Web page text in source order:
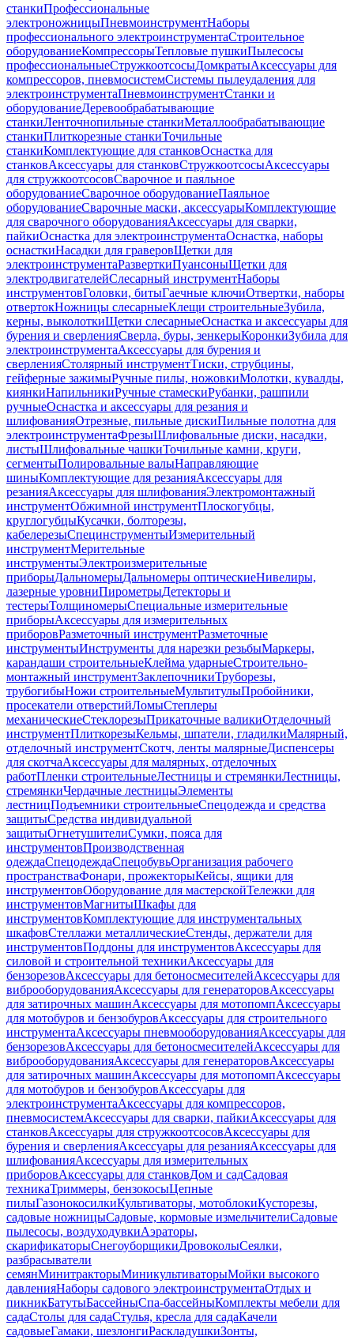
станкиПрофессиональные
электроножницыПневмоинструментНаборы
профессионального электроинструментаСтроительное
оборудованиеКомпрессорыТепловые пушкиПылесосы
профессиональныеСтружкоотсосыДомкратыАксессуары для
компрессоров, пневмосистемСистемы пылеудаления для
электроинструментаПневмоинструментСтанки и
оборудованиеДеревообрабатывающие
станкиЛенточнопильные станкиМеталлообрабатывающие
станкиПлиткорезные станкиТочильные
станкиКомплектующие для станковОснастка для
станковАксессуары для станковСтружкоотсосыАксессуары
для стружкоотсосовСварочное и паяльное
оборудованиеСварочное оборудованиеПаяльное
оборудованиеСварочные маски, аксессуарыКомплектующие
для сварочного оборудованияАксессуары для сварки,
пайкиОснастка для электроинструментаОснастка, наборы
оснасткиНасадки для граверовЩетки для
электроинструментаРазверткиПуансоныЩетки для
электродвигателейСлесарный инструментНаборы
инструментовГоловки, битыГаечные ключиОтвертки, наборы
отвертокНожницы слесарныеКлещи строительныеЗубила,
керны, выколоткиЩетки слесарныеОснастка и аксессуары для
бурения и сверленияСверла, буры, зенкерыКоронкиЗубила для
электроинструментаАксессуары для бурения и
сверленияСтолярный инструментТиски, струбцины,
гейферные зажимыРучные пилы, ножовкиМолотки, кувалды,
киянкиНапильникиРучные стамескиРубанки, рашпили
ручныеОснастка и аксессуары для резания и
шлифованияОтрезные, пильные дискиПильные полотна для
электроинструментаФрезыШлифовальные диски, насадки,
листыШлифовальные чашкиТочильные камни, круги,
сегментыПолировальные валыНаправляющие
шиныКомплектующие для резанияАксессуары для
резанияАксессуары для шлифованияЭлектромонтажный
инструментОбжимной инструментПлоскогубцы,
круглогубцыКусачки, болторезы,
кабелерезыСпецинструментыИзмерительный
инструментМерительные
инструментыЭлектроизмерительные
приборыДальномерыДальномеры оптическиеНивелиры,
лазерные уровниПирометрыДетекторы и
тестерыТолщиномерыСпециальные измерительные
приборыАксессуары для измерительных
приборовРазметочный инструментРазметочные
инструментыИнструменты для нарезки резьбыМаркеры,
карандаши строительныеКлейма ударныеСтроительно-
монтажный инструментЗаклепочникиТруборезы,
трубогибыНожи строительныеМультитулыПробойники,
просекатели отверстийЛомыСтеплеры
механическиеСтеклорезыПрикаточные валикиОтделочный
инструментПлиткорезыКельмы, шпатели, гладилкиМалярный,
отделочный инструментСкотч, ленты малярныеДиспенсеры
для скотчаАксессуары для малярных, отделочных
работПленки строительныеЛестницы и стремянкиЛестницы,
стремянкиЧердачные лестницыЭлементы
лестницПодъемники строительныеСпецодежда и средства
защитыСредства индивидуальной
защитыОгнетушителиСумки, пояса для
инструментовПроизводственная
одеждаСпецодеждаСпецобувьОрганизация рабочего
пространстваФонари, прожекторыКейсы, ящики для
инструментовОборудование для мастерскойТележки для
инструментовМагнитыШкафы для
инструментовКомплектующие для инструментальных
шкафовСтеллажи металлическиеСтенды, держатели для
инструментовПоддоны для инструментовАксессуары для
силовой и строительной техникиАксессуары для
бензорезовАксессуары для бетоносмесителейАксессуары для
виброоборудованияАксессуары для генераторовАксессуары
для затирочных машинАксессуары для мотопомпАксессуары
для мотобуров и бензобуровАксессуары для строительного
инструментаАксессуары пневмооборудованияАксессуары для
бензорезовАксессуары для бетоносмесителейАксессуары для
виброоборудованияАксессуары для генераторовАксессуары
для затирочных машинАксессуары для мотопомпАксессуары
для мотобуров и бензобуровАксессуары для
электроинструментаАксессуары для компрессоров,
пневмосистемАксессуары для сварки, пайкиАксессуары для
станковАксессуары для стружкоотсосовАксессуары для
бурения и сверленияАксессуары для резанияАксессуары для
шлифованияАксессуары для измерительных
приборовАксессуары для станковДом и садСадовая
техникаТриммеры, бензокосыЦепные
пилыГазонокосилкиКультиваторы, мотоблокиКусторезы,
садовые ножницыСадовые, кормовые измельчителиСадовые
пылесосы, воздуходувкиАэраторы,
скарификаторыСнегоуборщикиДровоколыСеялки,
разбрасыватели
семянМинитракторыМиникультиваторыМойки высокого
давленияНаборы садового электроинструментаОтдых и
пикникБатутыБассейныСпа-бассейныКомплекты мебели для
садаСтолы для садаСтулья, кресла для садаКачели
садовыеГамаки, шезлонгиРаскладушкиЗонты,